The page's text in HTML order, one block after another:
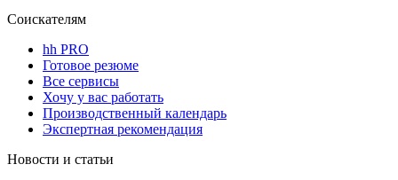
Соискателям
hh PRO
Готовое резюме
Все сервисы
Хочу у вас работать
Производственный календарь
Экспертная рекомендация
Новости и статьи